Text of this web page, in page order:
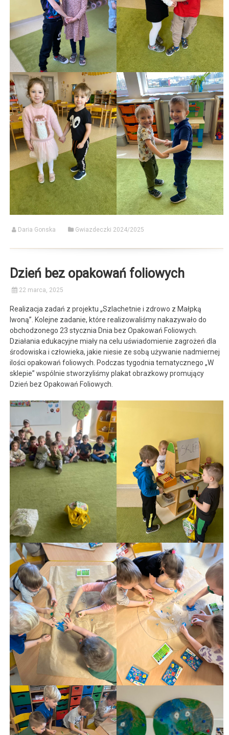
Daria Gonska Gwiazdeczki 2024/2025
Dzień bez opakowań foliowych
22 marca, 2025
Realizacja zadań z projektu „Szlachetnie i zdrowo z Małpką
Iwoną”. Kolejne zadanie, które realizowaliśmy nakazywało do
obchodzonego 23 stycznia Dnia bez Opakowań Foliowych.
Działania edukacyjne miały na celu uświadomienie zagrożeń dla
środowiska i człowieka, jakie niesie ze sobą używanie nadmiernej
ilości opakowań foliowych. Podczas tygodnia tematycznego „W
sklepie” wspólnie stworzyliśmy plakat obrazkowy promujący
Dzień bez Opakowań Foliowych.